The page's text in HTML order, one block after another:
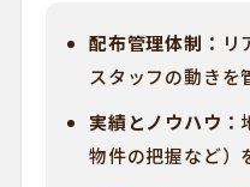
配布管理体制： リ
スタッフの動きを
実績とノウハウ：
物件の把握など）